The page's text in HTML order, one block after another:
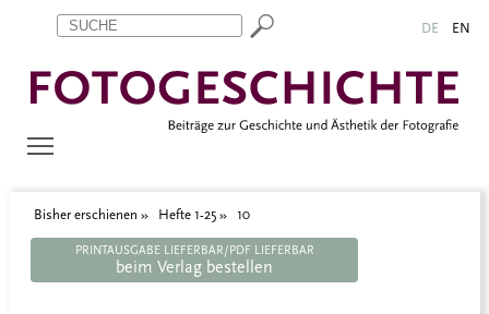
Zum Inhalt springen
Aktuelle Seite: 10 DE EN
Bisher erschienen Hefte 1-25 10
PRINTAUSGABE LIEFERBAR/PDF LIEFERBAR
beim Verlag bestellen